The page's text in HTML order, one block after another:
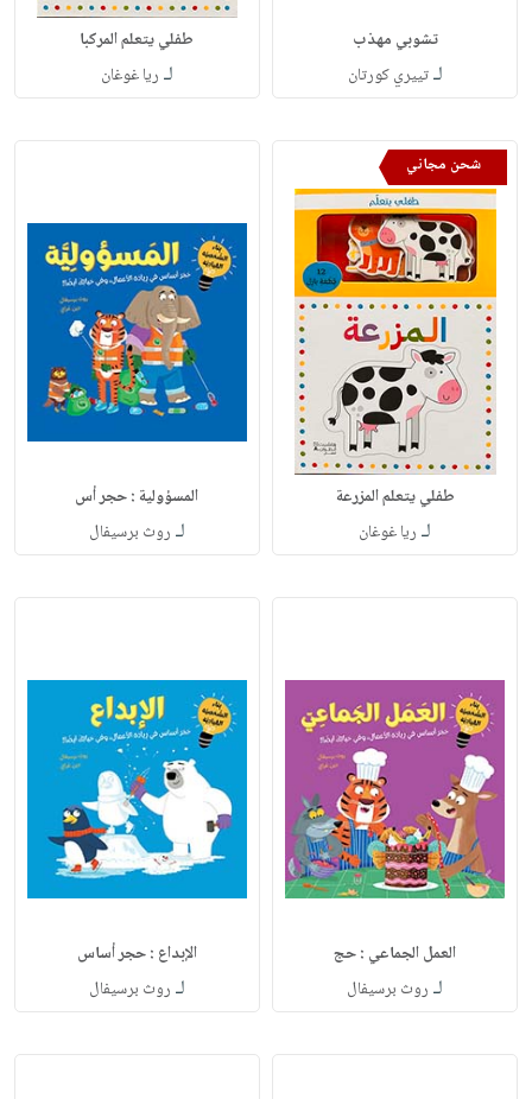
تشوبي مهذب
لـتييري كورتان
طفلي يتعلم المركبا
لـ ريا غوغان
شحن مجاني
طفلي يتعلم المزرعة
لـ ريا غوغان
المسؤولية : حجر أس
لـ روث برسيفال
العمل الجماعي : حج
لـ روث برسيفال
الإبداع : حجر أساس
لـ روث برسيفال